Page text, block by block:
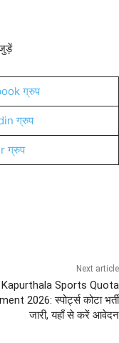
ग्रुप
ग्रुप
ग्रुप
Next article
Kapurthala Sports Quota
2026: स्पोर्ट्स कोटा भर्ती
जारी, यहाँ से करें आवेदन